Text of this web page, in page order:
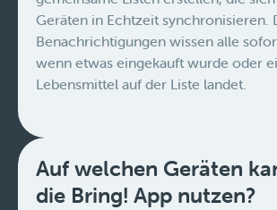
Geräten in Echtzeit synchronisieren.
Benachrichtigungen wissen alle
wenn etwas eingekauft wurde oder
Lebensmittel auf der Liste landet.
Auf welchen Geräten
die Bring! App nutzen?